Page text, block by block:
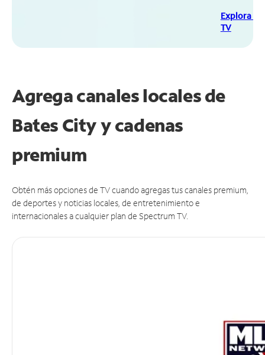
Explora
TV
Agrega canales locales de
Bates City y cadenas
premium
Obtén más opciones de TV cuando agregas tus canales premium,
de deportes y noticias locales, de entretenimiento e
internacionales a cualquier plan de Spectrum TV.